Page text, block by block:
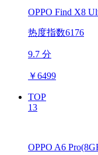
OPPO Find X8
热度指数6176
9.7 分
￥6499
TOP
13
OPPO A6